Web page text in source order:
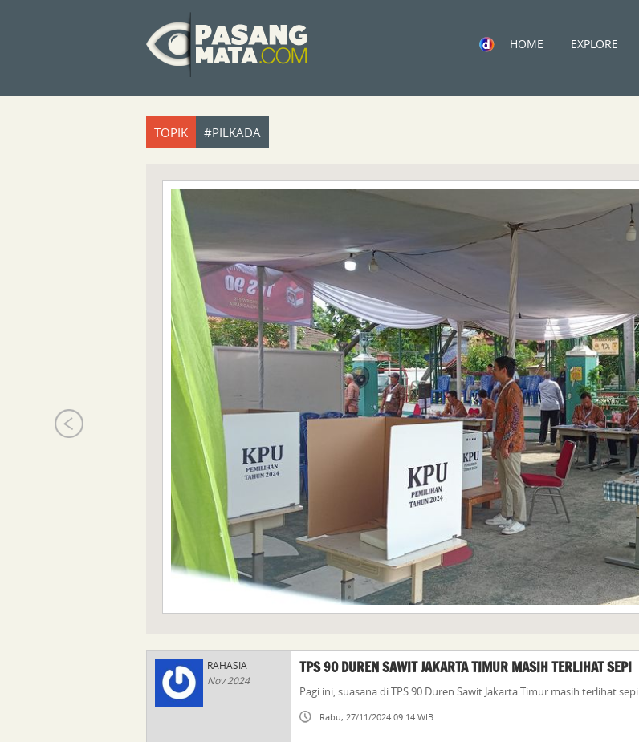
HOME EXPLORE
TOPIK #PILKADA
RAHASIA
Nov 2024
TPS 90 DUREN SAWIT JAKARTA TIMUR MASIH TERLIHAT SEPI
Pagi ini, suasana di TPS 90 Duren Sawit Jakarta Timur masih terlihat sepi
Rabu, 27/11/2024 09:14 WIB